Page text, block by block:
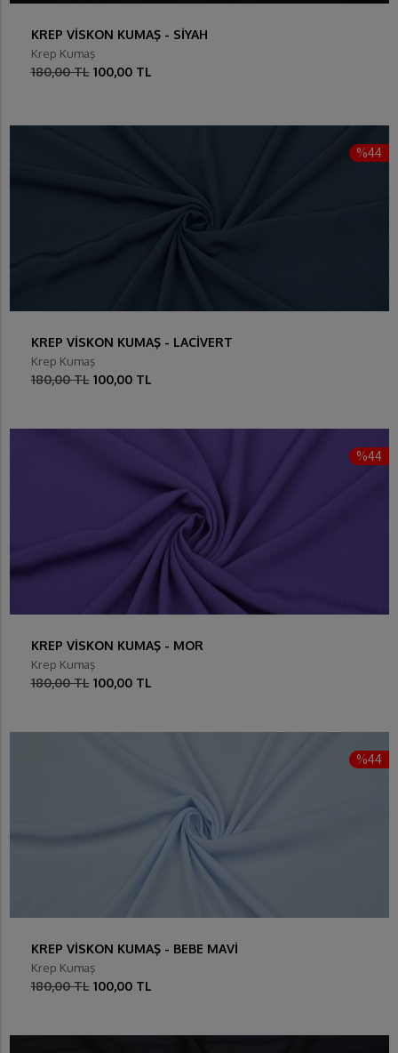
KREP VİSKON KUMAŞ - SİYAH
Krep Kumaş
180,00 TL 100,00 TL
%44
KREP VİSKON KUMAŞ - LACİVERT
Krep Kumaş
180,00 TL 100,00 TL
%44
KREP VİSKON KUMAŞ - MOR
Krep Kumaş
180,00 TL 100,00 TL
%44
KREP VİSKON KUMAŞ - BEBE MAVİ
Krep Kumaş
180,00 TL 100,00 TL